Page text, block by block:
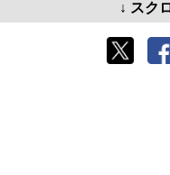
↓ スク